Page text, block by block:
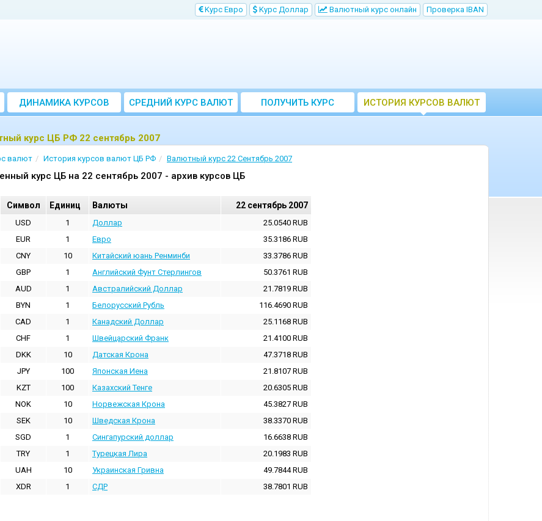
Kурс Евро Kурс Доллар Bалютный курс онлайн Проверка IBAN
ДИНАМИКА КУРСОВ
CРЕДНИЙ КУРС ВАЛЮТ
ЗА МЕСЯЦ
ПОЛУЧИТЬ КУРС
ВАЛЮТ ЦБ
ИСТОРИЯ КУРСОВ ВАЛЮТ
ЦБ РФ
курс ЦБ РФ 22 сентябрь 2007
валют История курсов валют ЦБ РФ Валютный курс 22 Сентябрь 2007
курс ЦБ на 22 сентябрь 2007 - архив курсов ЦБ
Cимвол Единиц Валюты 22 сентябрь 2007
USD 1 Доллар 25.0540 RUB
EUR
1 Евро 35.3186 RUB
CNY
10 Китайский юань Ренминби 33.3786 RUB
GBP
1 Английский Фунт Стерлингов 50.3761 RUB
AUD
1 Австралийский Доллар 21.7819 RUB
BYN
1 Белорусский Рубль 116.4690 RUB
CAD
1 Канадский Доллар 25.1168 RUB
CHF
1 Швейцарский Франк 21.4100 RUB
DKK
10 Датская Крона 47.3718 RUB
JPY
100 Японская Иена 21.8107 RUB
KZT
100 Казахский Тенге 20.6305 RUB
NOK
10 Норвежская Крона 45.3827 RUB
SEK
10 Шведская Крона 38.3370 RUB
SGD
1 Сингапурский доллар 16.6638 RUB
TRY
1 Турецкая Лира 20.1983 RUB
UAH
10 Украинская Гривна 49.7844RUB
XDR
1 СДР 38.7801 RUB